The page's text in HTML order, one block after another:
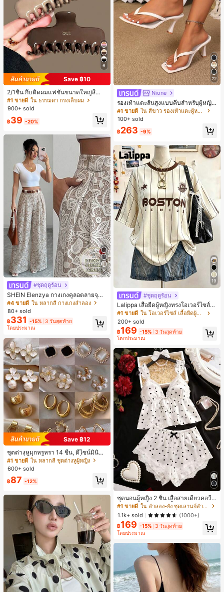
6
Save ฿10
2/1ชิ้น กิ๊บติดผมแฟชั่นขนาดใหญ่สีน้ำ
ตาลชานมสำหรับผู้หญิง เหมาะสำหรับก
ารอาบน้ำ ล้างหน้า และจัดแต่งทรงผม
#1 ขายดี ใน ธรรมดา กรงเล็บผม
900+ sold
฿39 -20%
5
#ชุดฤดูร้อน
SHEIN Elenzya กางเกงคูลอตลายจุดเ
อวสูงแบบใหม่สำหรับฤดูใบไม้ผลิ/ฤดูร้อ
น, สไตล์หรูหราเหมาะสำหรับใส่ในชีวิต
ประจำวันและทำงาน, ให้ความรู้สึกวินเ
ทจสำหรับฤดูรับปริญญา, เทศกาลดนตร
ี, การแข่งม้าดาร์บี้, วันประกาศอิสรภาพ
#4 ขายดี ใน หลากสี กางเกงลำลอง
80+ sold
฿331 -15% 3 วันสุดท้าย
โดยประมาณ
Save ฿12
ชุดต่างหูมุกหรูหรา 14 ชิ้น, ดีไซน์มินิมอ
ลใหม่ที่เป็นเอกลักษณ์ ต่างหูที่สง่างาม
สำหรับผู้หญิง, ของขวัญสำหรับเธอ
#1 ขายดี ใน หลากสี ชุดต่างหูผู้หญิง
600+ sold
฿87 -12%
22
Nione
รองเท้าแตะส้นสูงแบบคีบสำหรับผู้หญิง
สไตล์คลาสสิก สีบล็อก สไตล์แฟรี่ฤดูร้อ
น ส้นเข็ม รองเท้าแตะแบบคีบ รองเท้าแ
ตะชายหาดแฟชั่นสายไขว้ รองเท้าผู้ห
ญิง สำหรับออฟฟิศ บ้าน กลางแจ้ง ดีไซ
น์หัวเหลี่ยม ชิคและหรูหรา สำหรับเดทไ
นท์
#1 ขายดี
ใน สีขาว รองเท้าแตะผู้หญิง
100+ sold
฿263 -9%
19
#ชุดฤดูร้อน
Lalippa เสื้อยืดผู้หญิงทรงโอเวอร์ไซส์ค
วามยาวกลาง คอกลม ไหล่ตก ลายพิมพ์
ตัวอักษรและลายทางแนวตั้ง สไตล์แฟชั่
นมินิมอล ของขวัญให้เพื่อน
#1 ขายดี
ใน โอเวอร์ไซส์ เสื้อยืดผู้หญิง
200+ sold
฿169 -15% 3 วันสุดท้าย
โดยประมาณ
ชุดนอนผู้หญิง 2 ชิ้น เสื้อสายเดี่ยวคอวีลู
กไม้ พร้อมกางเกงขาสั้นแต่งลูกไม้ แต่ง
โบว์ที่เอว ชุดลำลองผู้หญิงนุ่มสบายน่ารั
ก สไตล์เอสเธติก
#1 ขายดี
ใน ลำลอง-ยัง ชุดเลานจ์สำหรับผู้หญิง
1.1k+ sold
(1000+)
฿169 -15% 3 วันสุดท้าย
โดยประมาณ